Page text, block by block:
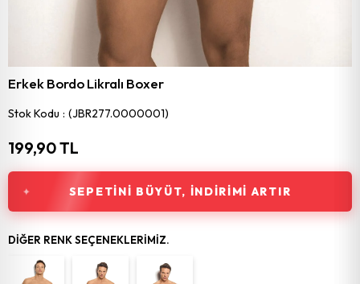
Erkek Bordo Likralı Boxer
Stok Kodu (JBR277.0000001)
199,90 TL
SEPETINI BÜYÜT, İNDIRIMI ARTIR
DIĞER RENK SEÇENEKLERIMIZ.